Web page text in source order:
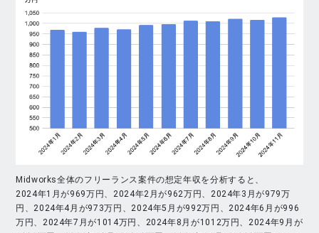
Midworks全体のフリーランス案件の想定年収を分析すると、
2024年1月が969万円、2024年2月が962万円、2024年3月が979万
円、2024年4月が973万円、2024年5月が992万円、2024年6月が996
万円、2024年7月が1014万円、2024年8月が1012万円、2024年9月が